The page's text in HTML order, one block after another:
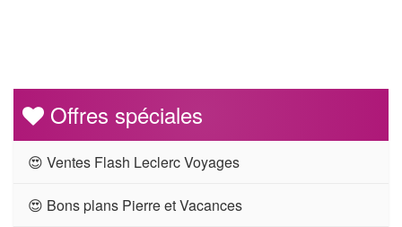
Offres spéciales
😍 Ventes Flash Leclerc Voyages
😍 Bons plans Pierre et Vacances